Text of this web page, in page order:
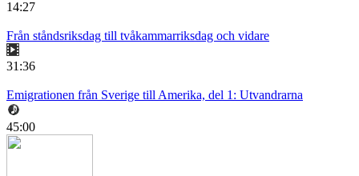
14:27
Från ståndsriksdag till tvåkammarriksdag och vidare
31:36
Emigrationen från Sverige till Amerika, del 1: Utvandrarna
45:00